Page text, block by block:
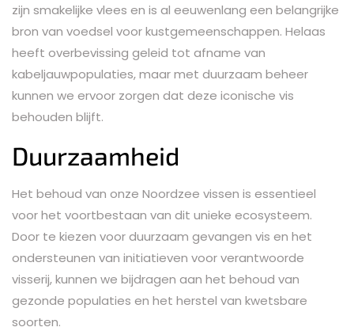
zijn smakelijke vlees en is al eeuwenlang een belangrijke
bron van voedsel voor kustgemeenschappen. Helaas
heeft overbevissing geleid tot afname van
kabeljauwpopulaties, maar met duurzaam beheer
kunnen we ervoor zorgen dat deze iconische vis
behouden blijft.
Duurzaamheid
Het behoud van onze Noordzee vissen is essentieel
voor het voortbestaan van dit unieke ecosysteem.
Door te kiezen voor duurzaam gevangen vis en het
ondersteunen van initiatieven voor verantwoorde
visserij, kunnen we bijdragen aan het behoud van
gezonde populaties en het herstel van kwetsbare
soorten.